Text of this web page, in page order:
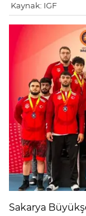
Kaynak: IGF
Sakarya